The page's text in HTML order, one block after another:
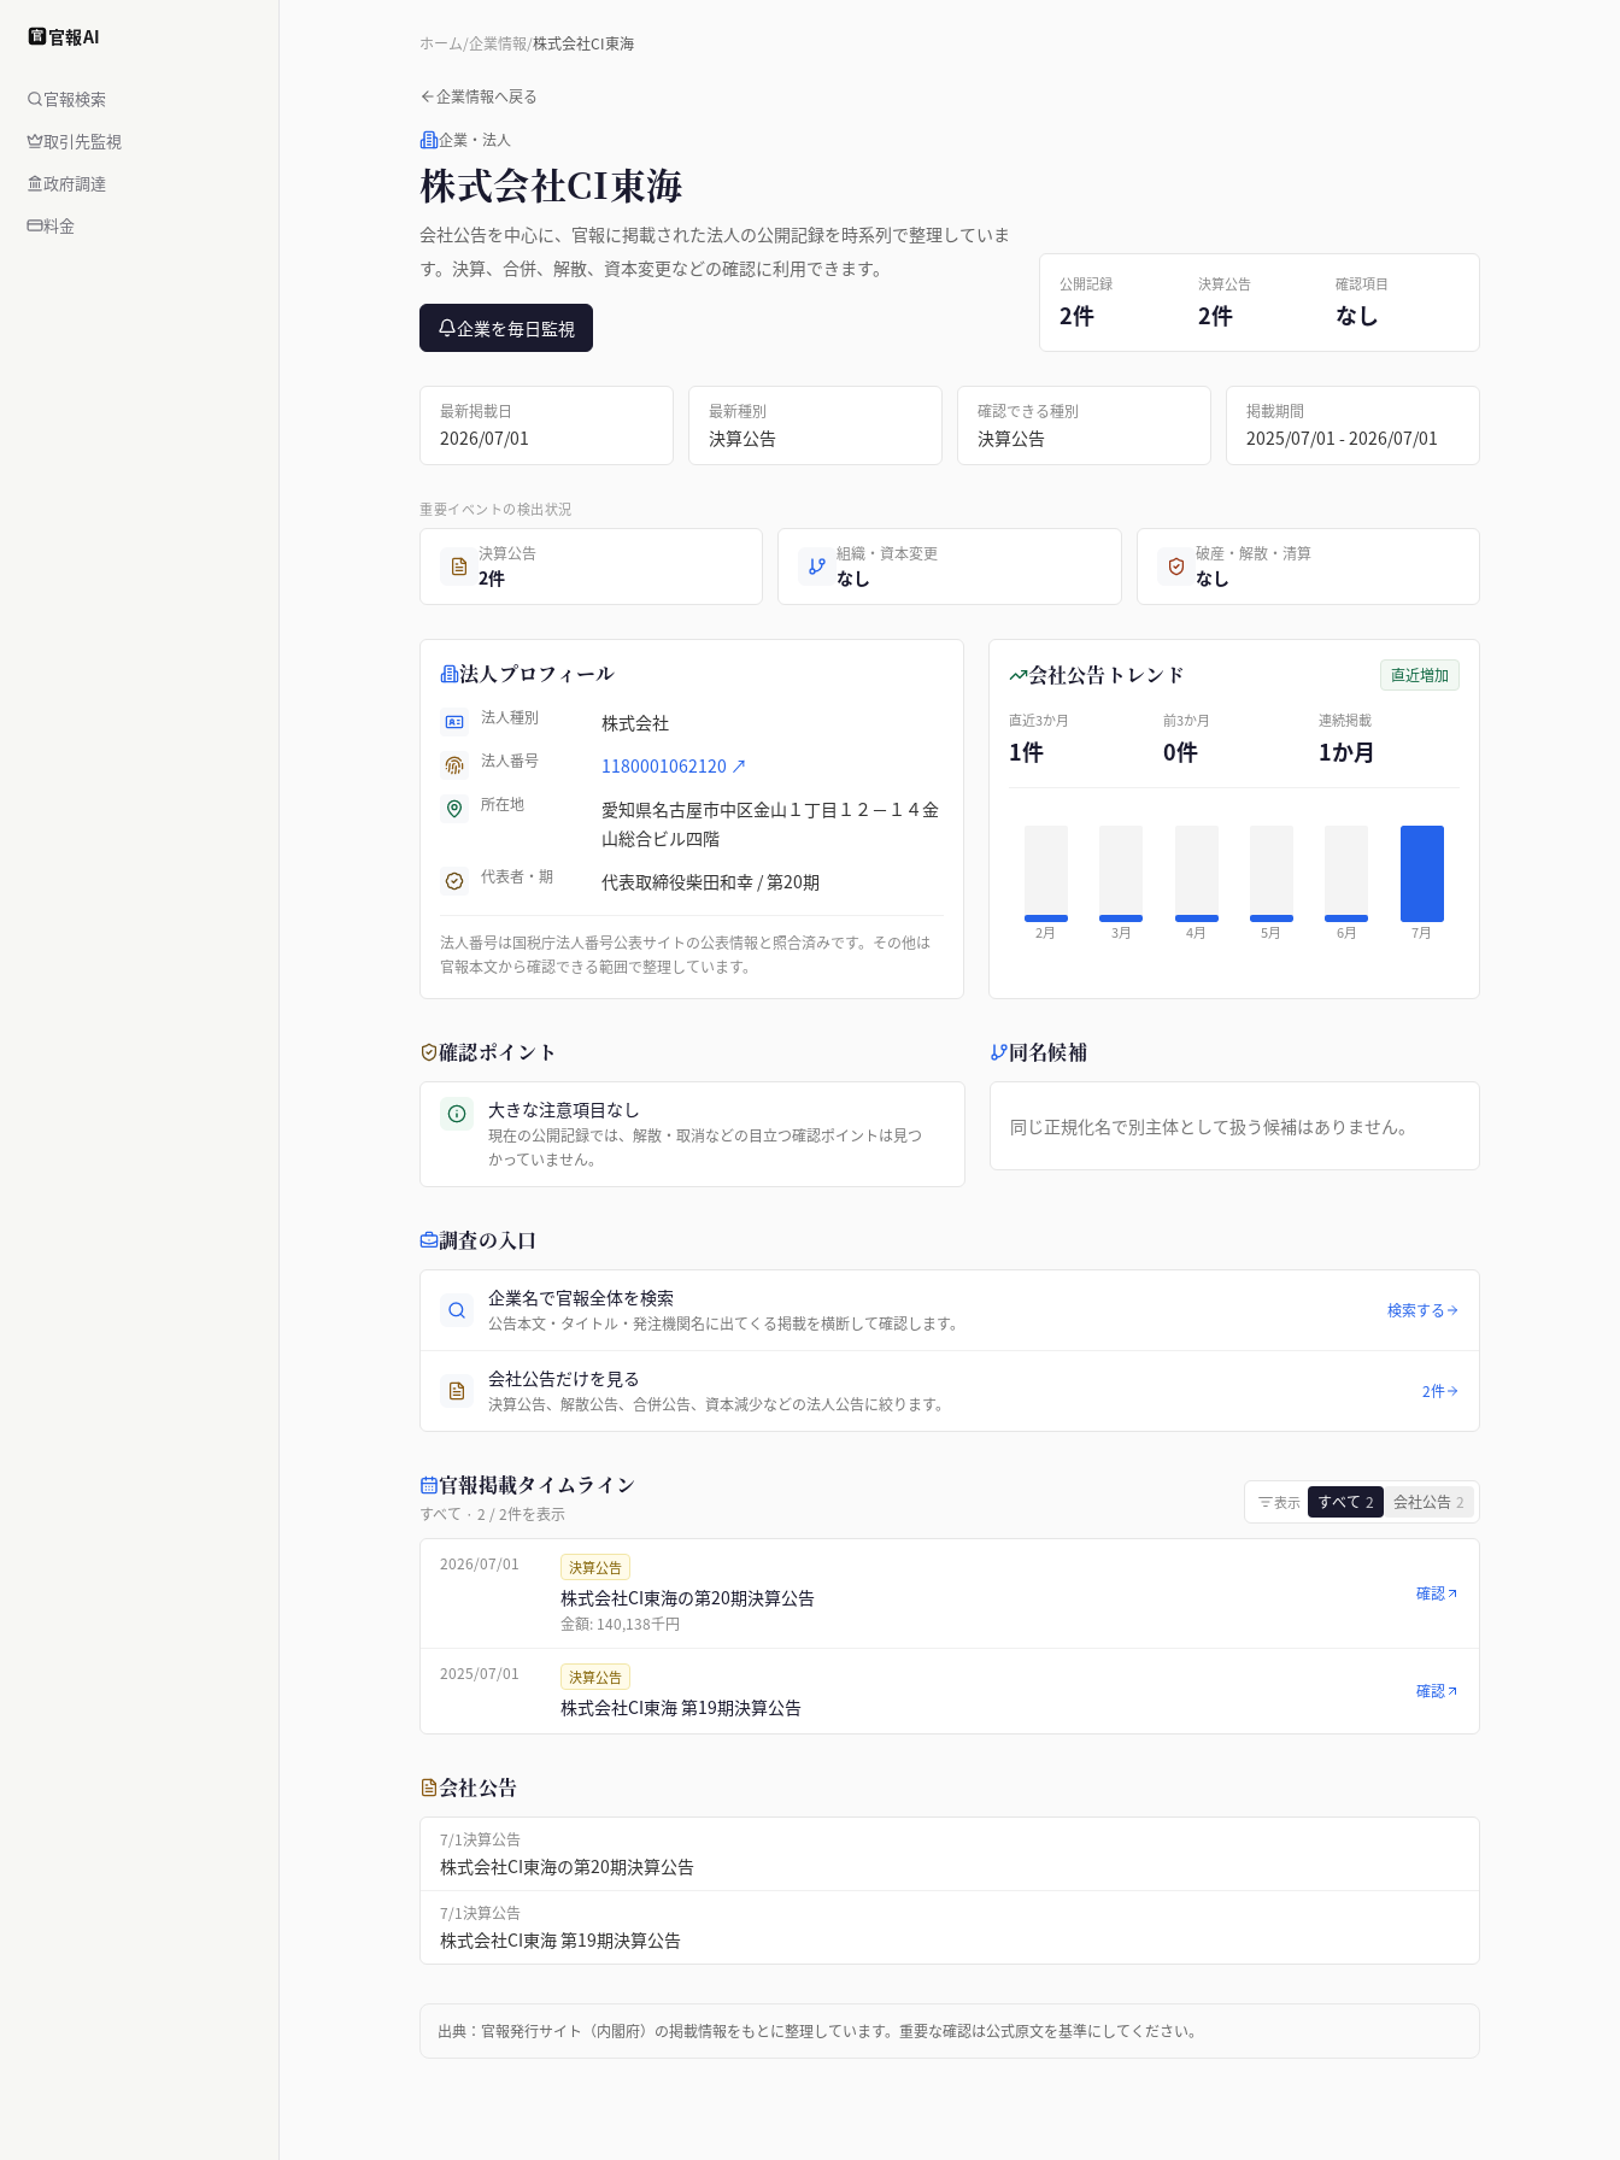
官 官報AI
官報検索
取引先監視
政府調達
料金
ホーム/企業情報/株式会社CI東海
企業情報へ戻る
企業・法人
株式会社CI東海
会社公告を中心に、官報に掲載された法人の公開記録を時系列で整理していま
す。決算、合併、解散、資本変更などの確認に利用できます。
企業を毎日監視
公開記録
2件
決算公告
2件
確認項目
なし
最新掲載日
2026/07/01
最新種別
決算公告
確認できる種別
決算公告
掲載期間
2025/07/01 - 2026/07/01
重要イベントの検出状況
決算公告
2件
組織・資本変更
なし
破産・解散・清算
なし
法人プロフィール
法人種別 株式会社
法人番号 1180001062120 ↗
所在地
愛知県名古屋市中区金山１丁目１２－１４金
山総合ビル四階
代表者・期 代表取締役柴田和幸 / 第20期
法人番号は国税庁法人番号公表サイトの公表情報と照合済みです。その他は
官報本文から確認できる範囲で整理しています。
会社公告トレンド 直近増加
直近3か月
1件
前3か月
0件
連続掲載
1か月
2月 3月 4月 5月 6月 7月
確認ポイント
大きな注意項目なし
現在の公開記録では、解散・取消などの目立つ確認ポイントは見つ
かっていません。
同名候補
同じ正規化名で別主体として扱う候補はありません。
調査の入口
企業名で官報全体を検索
公告本文・タイトル・発注機関名に出てくる掲載を横断して確認します。
検索する
会社公告だけを見る
決算公告、解散公告、合併公告、資本減少などの法人公告に絞ります。
2件
官報掲載タイムライン
すべて · 2 /2件を表示
表示 すべて 2 会社公告 2
2026/07/01 決算公告
株式会社CI東海の第20期決算公告
金額: 140,138千円
確認
2025/07/01 決算公告
株式会社CI東海 第19期決算公告
確認
会社公告
7/1決算公告
株式会社CI東海の第20期決算公告
7/1決算公告
株式会社CI東海 第19期決算公告
出典： 官報発行サイト（内閣府） の掲載情報をもとに整理しています。重要な確認は公式原文を基準にしてください。